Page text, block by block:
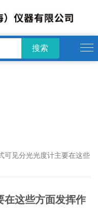
可见分光光度计主要在这些
在这些方面发挥作